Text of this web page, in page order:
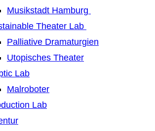
Musikstadt Hamburg
Theater Lab
Palliative Dramaturgien
Utopisches Theater
Lab
Malroboter
Lab